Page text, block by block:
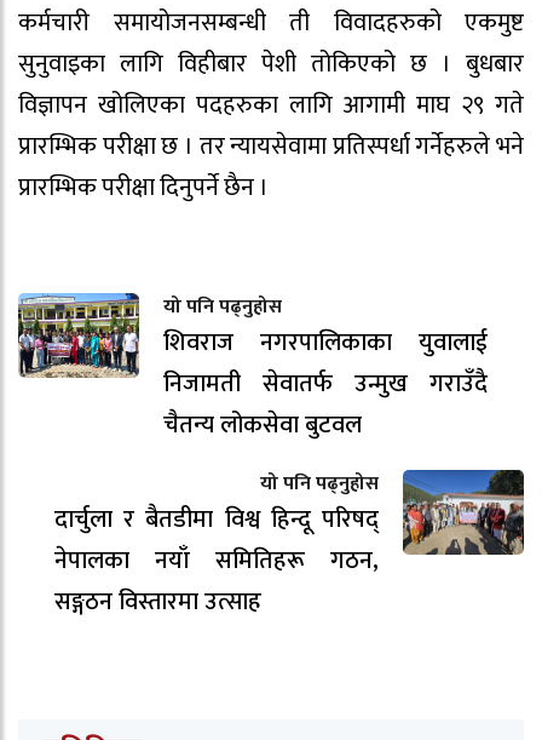
कर्मचारी समायोजनसम्बन्धी ती विवादहरुको एकमुष्ट
सुनुवाइका लागि विहीबार पेशी तोकिएको छ । बुधबार
विज्ञापन खोलिएका पदहरुका लागि आगामी माघ २९ गते
प्रारम्भिक परीक्षा छ । तर न्यायसेवामा प्रतिस्पर्धा गर्नेहरुले भने
प्रारम्भिक परीक्षा दिनुपर्ने छैन ।
यो पनि पढ्नुहोस
शिवराज नगरपालिकाका युवालाई
निजामती सेवातर्फ उन्मुख गराउँदै
चैतन्य लोकसेवा बुटवल
यो पनि पढ्नुहोस
दार्चुला र बैतडीमा विश्व हिन्दू परिषद्
नेपालका नयाँ समितिहरू गठन,
सङ्गठन विस्तारमा उत्साह